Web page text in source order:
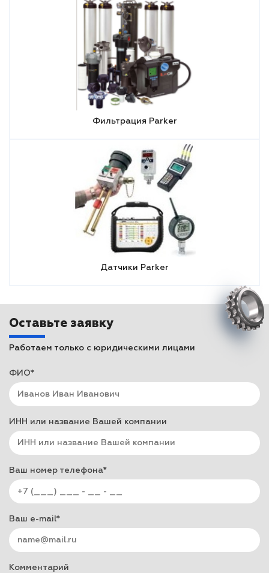
Фильтрация Parker
Датчики Parker
Оставьте заявку
Работаем только с юридическими лицами
ФИО*
ИНН или название Вашей компании
Ваш номер телефона*
Ваш e-mail*
Комментарий